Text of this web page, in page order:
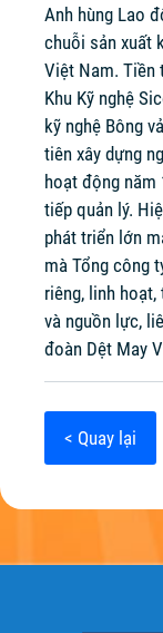
Anh hùng Lao
chuỗi sản xuất
Việt Nam. Tiền
Khu Kỹ nghệ
kỹ nghệ Bông
tiên xây dựng
hoạt động năm
tiếp quản lý.
phát triển lớn
mà Tổng công
riêng, linh
và nguồn lực,
đoàn Dệt May
< Quay lại